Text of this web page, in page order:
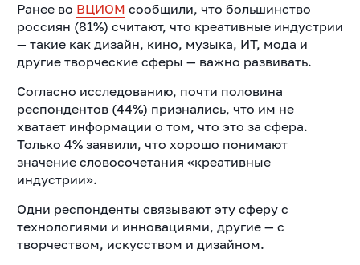
Ранее во ВЦИОМ сообщили, что большинство
россиян (81%) считают, что креативные индустрии
— такие как дизайн, кино, музыка, ИТ, мода и
другие творческие сферы — важно развивать.
Согласно исследованию, почти половина
респондентов (44%) признались, что им не
хватает информации о том, что это за сфера.
Только 4% заявили, что хорошо понимают
значение словосочетания «креативные
индустрии».
Одни респонденты связывают эту сферу с
технологиями и инновациями, другие — с
творчеством, искусством и дизайном.